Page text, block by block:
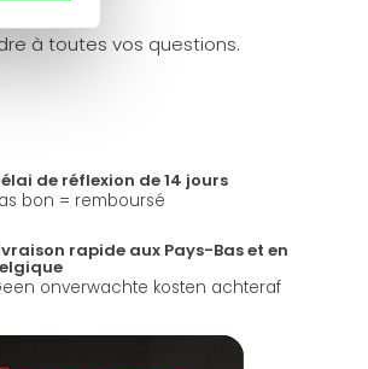
à toutes vos questions.
de réflexion de 14 jours
bon = remboursé
rapide aux Pays-Bas et en
onverwachte kosten achteraf